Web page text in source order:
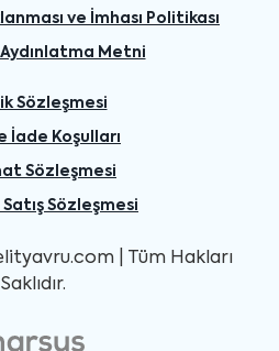
ve İmhası Politikası
Metni
Sözleşmesi
İade Koşulları
Sözleşmesi
Sözleşmesi
| Tüm Hakları
Saklıdır.